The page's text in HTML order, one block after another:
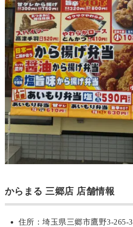
からまる 三郷店 店舗情報
住所：埼玉県三郷市鷹野3-265-3